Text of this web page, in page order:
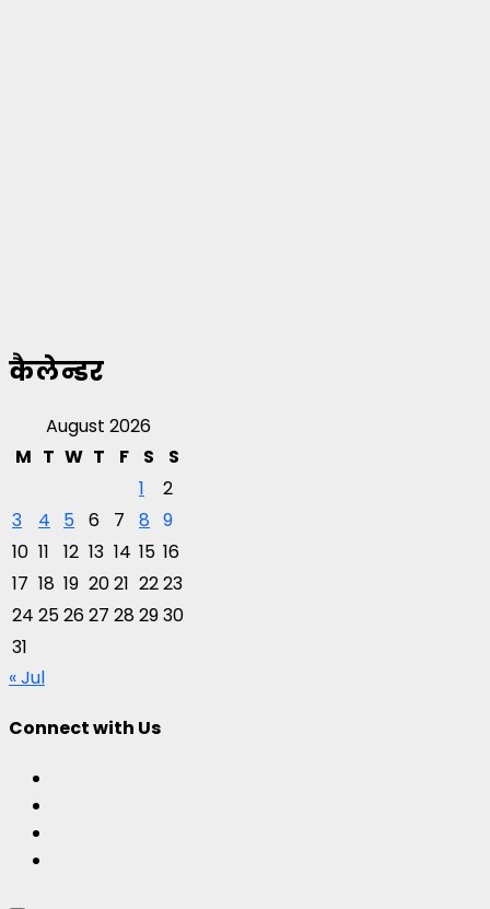
कैलेन्डर
August 2026
M T W T F S
S
1
2
3
4 5 6 7 8 9
10 11 12 13 14 15 16
17 18 19 2021 2223
24 252627 282930
31
« Jul
Connect with Us